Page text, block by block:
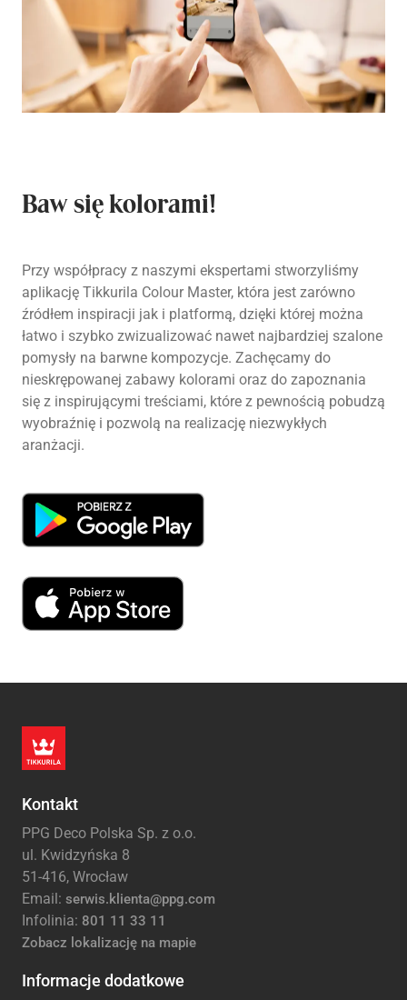
Baw się kolorami!
Przy współpracy z naszymi ekspertami stworzyliśmy
aplikację Tikkurila Colour Master, która jest zarówno
źródłem inspiracji jak i platformą, dzięki której można
łatwo i szybko zwizualizować nawet najbardziej szalone
pomysły na barwne kompozycje. Zachęcamy do
nieskrępowanej zabawy kolorami oraz do zapoznania
się z inspirującymi treściami, które z pewnością pobudzą
wyobraźnię i pozwolą na realizację niezwykłych
aranżacji.
Kontakt
PPG Deco Polska Sp. z o.o.
ul. Kwidzyńska 8
51-416, Wrocław
Email: serwis.klienta@ppg.com
Infolinia: 801 11 33 11
Zobacz lokalizację na mapie
Informacje dodatkowe